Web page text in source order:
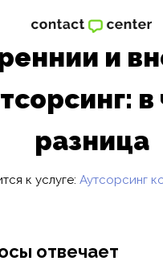
разница
и
разница
к услуге: Аутсорсинг
отвечает